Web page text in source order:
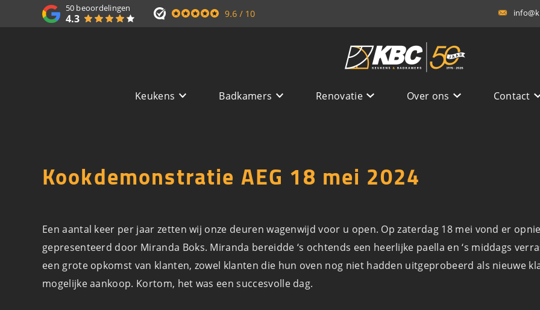
50 beoordelingen
4.3
Keukens Badkamers Renovatie Over ons Contact
Kookdemonstratie AEG 18 mei 2024
Een aantal keer per jaar zetten wij onze deuren wagenwijd voor u open. Op zaterdag 18 mei vond er
gepresenteerd door Miranda Boks. Miranda bereidde ‘s ochtends een heerlijke paella en ‘s middags
een grote opkomst van klanten, zowel klanten die hun oven nog niet hadden uitgeprobeerd als nieuwe
mogelijke aankoop. Kortom, het was een succesvolle dag.